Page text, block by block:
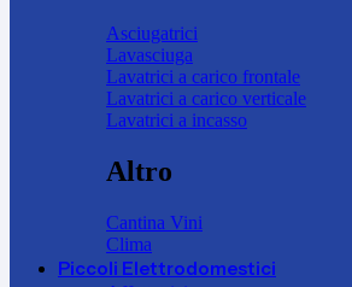
Asciugatrici
Lavasciuga
Lavatrici a carico frontale
Lavatrici a carico verticale
Lavatrici a incasso
Altro
Cantina Vini
Clima
Piccoli Elettrodomestici